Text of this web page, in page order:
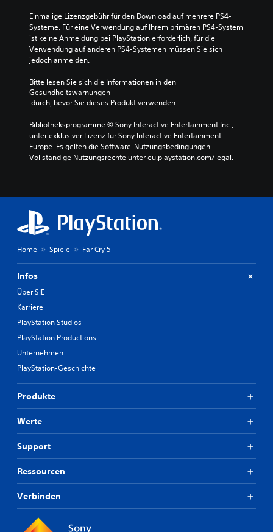
Einmalige Lizenzgebühr für den Download auf mehrere PS4-
Systeme. Für eine Verwendung auf Ihrem primären PS4-System
ist keine Anmeldung bei PlayStation erforderlich, für die
Verwendung auf anderen PS4-Systemen müssen Sie sich
jedoch anmelden.
Bitte lesen Sie sich die Informationen in den
Gesundheitswarnungen
durch, bevor Sie dieses Produkt verwenden.
Bibliotheksprogramme © Sony Interactive Entertainment Inc.,
unter exklusiver Lizenz für Sony Interactive Entertainment
Europe. Es gelten die Software-Nutzungsbedingungen.
Vollständige Nutzungsrechte unter eu.playstation.com/legal.
Home Spiele Far Cry 5
Infos
Über SIE
Karriere
PlayStation Studios
PlayStation Productions
Unternehmen
PlayStation-Geschichte
Produkte
Werte
Support
Ressourcen
Verbinden